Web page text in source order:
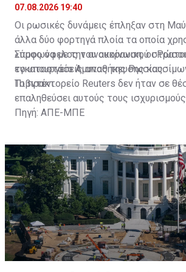
07.08.2026 19:40
Οι ρωσικές δυνάμεις έπληξαν στη
άλλα δύο φορτηγά πλοία τα οποία
«προς όφελος του ουκρανικού
το υπουργείο Άμυνας της Ρωσίας.
Σύμφωνα με την ανακοίνωση, οι
εγκαταστάσεις αποθήκευσης
Πιβντένι.
Το πρακτορείο Reuters δεν ήταν σε
επαληθεύσει αυτούς τους ισχυρισμούς.
Πηγή: ΑΠΕ-ΜΠΕ